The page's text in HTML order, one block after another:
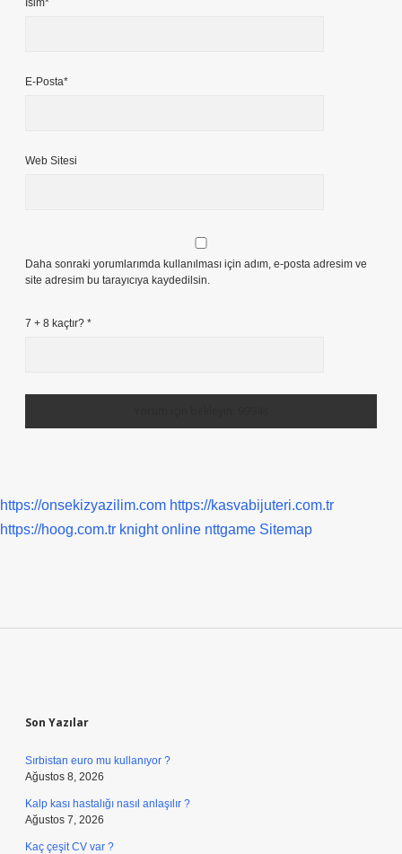
İsim*
E-Posta*
Web Sitesi
Daha sonraki yorumlarımda kullanılması için adım, e-posta adresim ve
site adresim bu tarayıcıya kaydedilsin.
7 + 8 kaçtır? *
https://onsekizyazilim.com https://kasvabijuteri.com.tr
https://hoog.com.tr knight online nttgame Sitemap
Son Yazılar
Sırbistan euro mu kullanıyor ?
Ağustos 8, 2026
Kalp kası hastalığı nasıl anlaşılır ?
Ağustos 7, 2026
Kaç çeşit CV var ?